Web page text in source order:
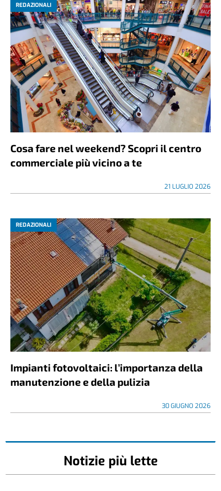
REDAZIONALI
Cosa fare nel weekend? Scopri il centro
commerciale più vicino a te
21 LUGLIO 2026
REDAZIONALI
Impianti fotovoltaici: l’importanza della
manutenzione e della pulizia
30 GIUGNO 2026
Notizie più lette